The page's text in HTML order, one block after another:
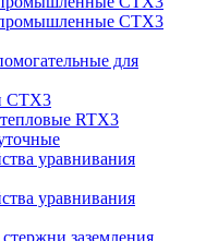
CTX3
для
CTX3
RTX3
уравнивания
уравнивания
заземления